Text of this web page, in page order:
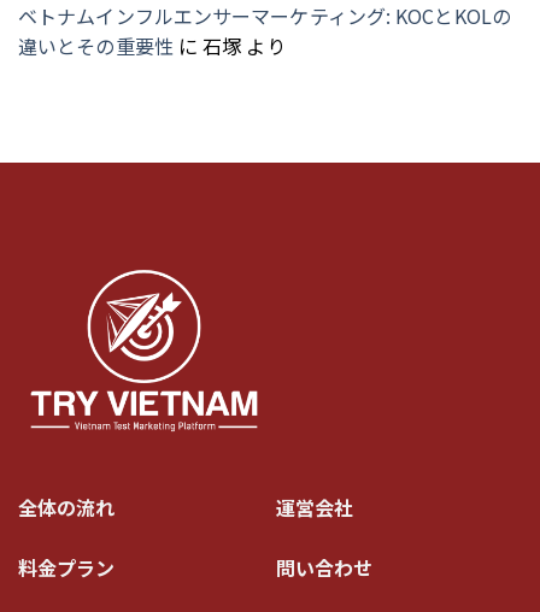
ベトナムインフルエンサーマーケティング: KOCとKOLの
違いとその重要性に石塚 より
全体の流れ 運営会社
料金プラン 問い合わせ